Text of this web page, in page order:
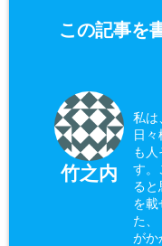
この記事を
竹之内
私は
日
も
す。
ると
を載
た、
がか